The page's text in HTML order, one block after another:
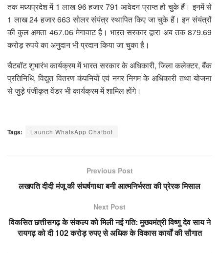
तक मध्यप्रदेश में 1 लाख 96 हजार 791 आवेदन प्राप्त हो चुके हैं। इनमें से
1 लाख 24 हजार 663 सोलर संयंत्र स्थापित किए जा चुके हैं। इन संयंत्रों
की कुल क्षमता 467.06 मेगावाट है। भारत सरकार द्वारा अब तक 879.69
करोड़ रुपये का अनुदान भी प्रदान किया जा चुका है।
चैटबॉट शुभारंभ कार्यक्रम में भारत सरकार के अधिकारी, जिला कलेक्टर, बैंक
प्रतिनिधि, विद्युत वितरण कंपनियों एवं नगर निगम के अधिकारी तथा योजना
से जुड़े पंजीकृत वेंडर भी कार्यक्रम में शामिल होंगे।
Tags: Launch WhatsApp Chatbot
Previous Post
लखपति दीदी मंजू की संघर्षगाथा बनी आत्मनिर्भरता की प्रेरक मिसाल
Next Post
विकसित छत्तीसगढ़ के संकल्प को मिली नई गति: मुख्यमंत्री विष्णु देव साय ने
रायगढ़ को दी 102 करोड़ रुपए से अधिक के विकास कार्यों की सौगात